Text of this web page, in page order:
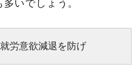
いでしょう。
労意欲減退を防げ